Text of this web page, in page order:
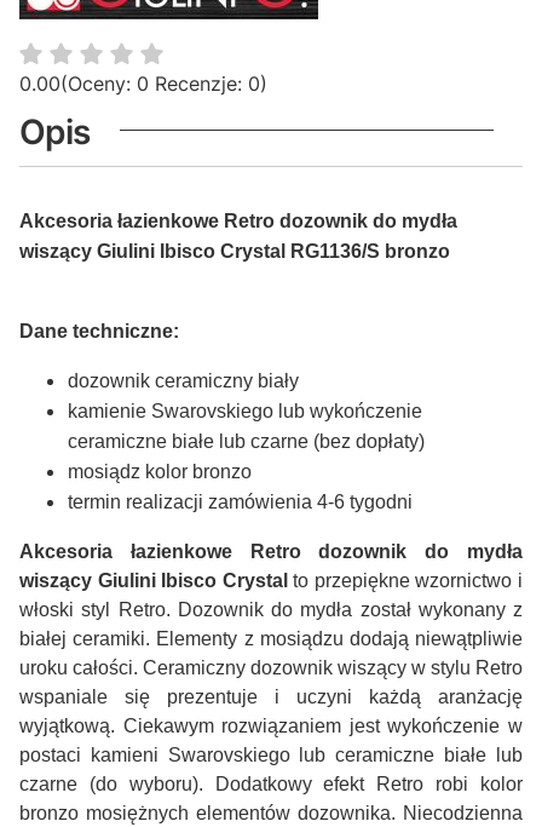
0.00(Oceny: 0 Recenzje: 0)
Opis
Akcesoria łazienkowe Retro dozownik do mydła
wiszący Giulini Ibisco Crystal RG1136/S bronzo
Dane techniczne:
dozownik ceramiczny biały
kamienie Swarovskiego lub wykończenie
ceramiczne białe lub czarne (bez dopłaty)
mosiądz kolor bronzo
termin realizacji zamówienia 4-6 tygodni
Akcesoria łazienkowe Retro dozownik do mydła
wiszący Giulini Ibisco Crystal to przepiękne wzornictwo i
włoski styl Retro. Dozownik do mydła został wykonany z
białej ceramiki. Elementy z mosiądzu dodają niewątpliwie
uroku całości. Ceramiczny dozownik wiszący w stylu Retro
wspaniale się prezentuje i uczyni każdą aranżację
wyjątkową. Ciekawym rozwiązaniem jest wykończenie w
postaci kamieni Swarovskiego lub ceramiczne białe lub
czarne (do wyboru). Dodatkowy efekt Retro robi kolor
bronzo mosiężnych elementów dozownika. Niecodzienna